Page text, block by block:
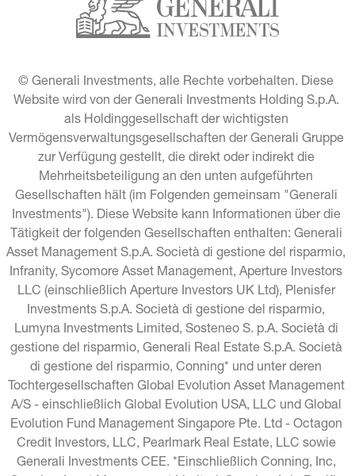
© Generali Investments, alle Rechte vorbehalten. Diese
Website wird von der Generali Investments Holding S.p.A.
als Holdinggesellschaft der wichtigsten
Vermögensverwaltungsgesellschaften der Generali Gruppe
zur Verfügung gestellt, die direkt oder indirekt die
Mehrheitsbeteiligung an den unten aufgeführten
Gesellschaften hält (im Folgenden gemeinsam "Generali
Investments"). Diese Website kann Informationen über die
Tätigkeit der folgenden Gesellschaften enthalten: Generali
Asset Management S.p.A. Società di gestione del risparmio,
Infranity, Sycomore Asset Management, Aperture Investors
LLC (einschließlich Aperture Investors UK Ltd), Plenisfer
Investments S.p.A. Società di gestione del risparmio,
Lumyna Investments Limited, Sosteneo S. p.A. Società di
gestione del risparmio, Generali Real Estate S.p.A. Società
di gestione del risparmio, Conning* und unter deren
Tochtergesellschaften Global Evolution Asset Management
A/S - einschließlich Global Evolution USA, LLC und Global
Evolution Fund Management Singapore Pte. Ltd - Octagon
Credit Investors, LLC, Pearlmark Real Estate, LLC sowie
Generali Investments CEE. *Einschließlich Conning, Inc,